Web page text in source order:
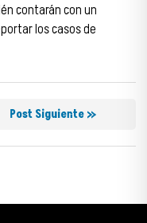
contarán con un
los casos de
Post Siguiente »